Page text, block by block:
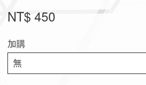
NT$ 450
加購